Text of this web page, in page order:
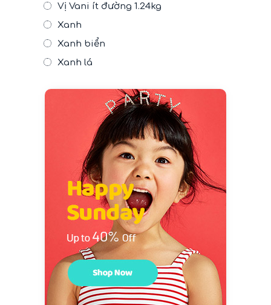
Vị Vani ít đường 1.24kg
Xanh
Xanh biển
Xanh lá